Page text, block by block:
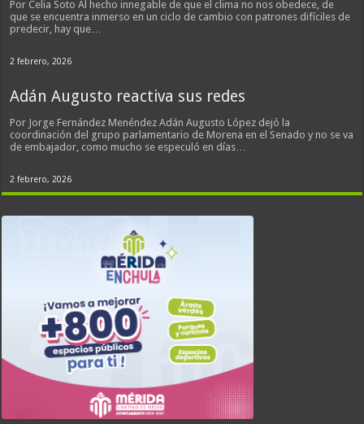
Por Celia Soto Al hecho innegable de que el clima no nos obedece, de
que se encuentra inmerso en un ciclo de cambio con patrones difíciles de
predecir, hay que…
2 febrero, 2026
Adán Augusto reactiva sus redes
Por Jorge Fernández Menéndez Adán Augusto López dejó la
coordinación del grupo parlamentario de Morena en el Senado y no se va
de embajador, como mucho se especuló en días…
2 febrero, 2026